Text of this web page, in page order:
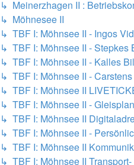
↳ Meinerzhagen II :
↳ Möhnesee II
↳ TBF I: Möhnsee II - Ingos
↳ TBF I: Möhnsee II - Stepkes
↳ TBF I: Möhnsee II - Kalles
↳ TBF I: Möhnsee II -
↳ TBF I: Möhnsee II
↳ TBF I: Möhnsee II -
↳ TBF I: Möhnsee II
↳ TBF I: Möhnsee II -
↳ TBF I: Möhnsee II
↳ TBF I: Möhnsee II